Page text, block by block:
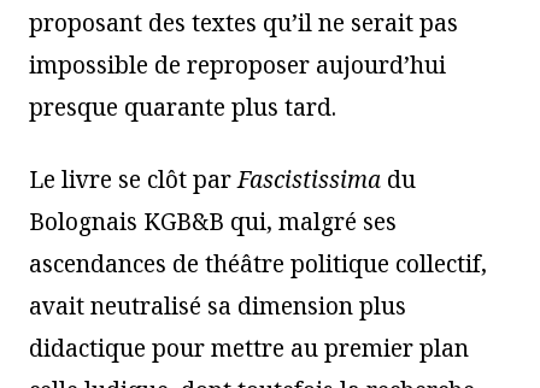
proposant des textes qu’il ne serait pas
impossible de reproposer aujourd’hui
presque quarante plus tard.
Le livre se clôt parFascistissima du
Bolognais KGB&B qui, malgré ses
ascendances de théâtre politique collectif,
avait neutralisé sa dimension plus
didactique pour mettre au premier plan